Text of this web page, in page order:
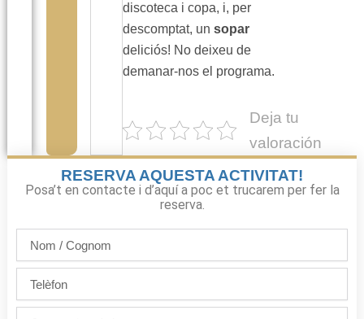
discoteca i copa, i, per
descomptat, un sopar
deliciós! No deixeu de
demanar-nos el programa.
Deja tu
valoración
RESERVA AQUESTA ACTIVITAT!
Posa’t en contacte i d’aquí a poc et trucarem per fer la
reserva.
Cognom